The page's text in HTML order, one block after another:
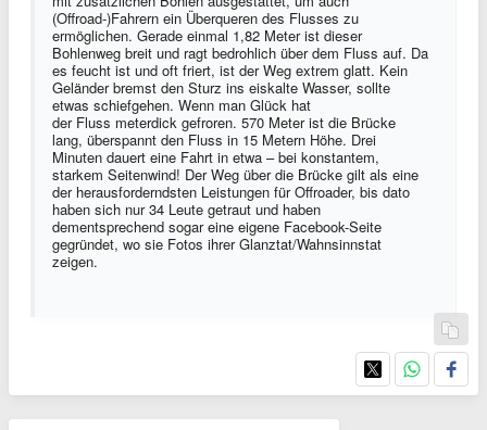
(Offroad-)Fahrern ein Überqueren des Flusses zu
ermöglichen. Gerade einmal 1,82 Meter ist dieser
Bohlenweg breit und ragt bedrohlich über dem Fluss auf. Da
es feucht ist und oft friert, ist der Weg extrem glatt. Kein
Geländer bremst den Sturz ins eiskalte Wasser, sollte
etwas schiefgehen. Wenn man Glück hat
der Fluss meterdick gefroren. 570 Meter ist die Brücke
lang, überspannt den Fluss in 15 Metern Höhe. Drei
Minuten dauert eine Fahrt in etwa – bei konstantem,
starkem Seitenwind! Der Weg über die Brücke gilt als eine
der herausforderndsten Leistungen für Offroader, bis dato
haben sich nur 34 Leute getraut und haben
dementsprechend sogar eine eigene Facebook-Seite
gegründet, wo sie Fotos ihrer Glanztat/Wahnsinnstat
zeigen.